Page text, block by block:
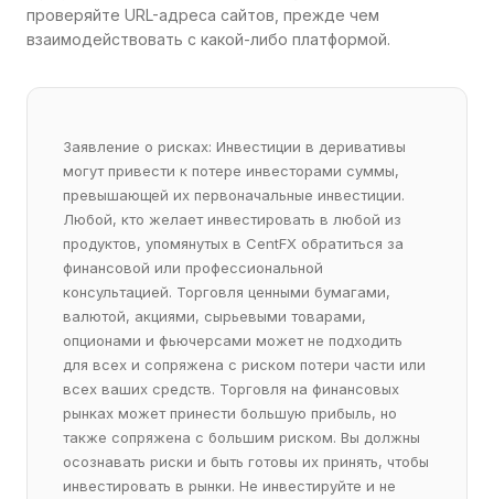
проверяйте URL-адреса сайтов, прежде чем
взаимодействовать с какой-либо платформой.
Заявление о рисках: Инвестиции в деривативы
могут привести к потере инвесторами суммы,
превышающей их первоначальные инвестиции.
Любой, кто желает инвестировать в любой из
продуктов, упомянутых в CentFX обратиться за
финансовой или профессиональной
консультацией. Торговля ценными бумагами,
валютой, акциями, сырьевыми товарами,
опционами и фьючерсами может не подходить
для всех и сопряжена с риском потери части или
всех ваших средств. Торговля на финансовых
рынках может принести большую прибыль, но
также сопряжена с большим риском. Вы должны
осознавать риски и быть готовы их принять, чтобы
инвестировать в рынки. Не инвестируйте и не